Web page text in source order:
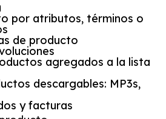
por atributos, términos o
de producto
agregados a la lista
descargables: MP3s,
y facturas